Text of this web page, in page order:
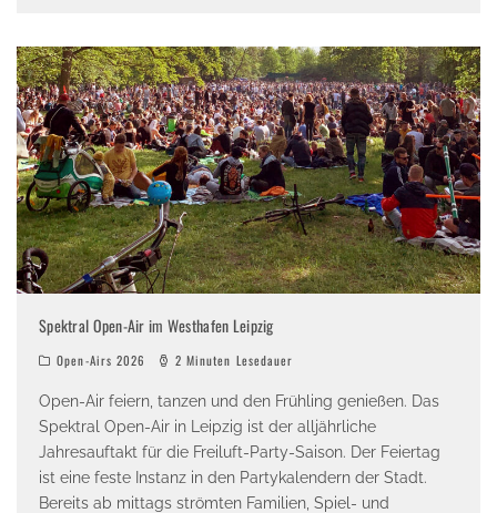
Spektral Open-Air im Westhafen Leipzig
Open-Airs 2026 2 Minuten Lesedauer
Open-Air feiern, tanzen und den Frühling genießen. Das
Spektral Open-Air in Leipzig ist der alljährliche
Jahresauftakt für die Freiluft-Party-Saison. Der Feiertag
ist eine feste Instanz in den Partykalendern der Stadt.
Bereits ab mittags strömten Familien, Spiel- und